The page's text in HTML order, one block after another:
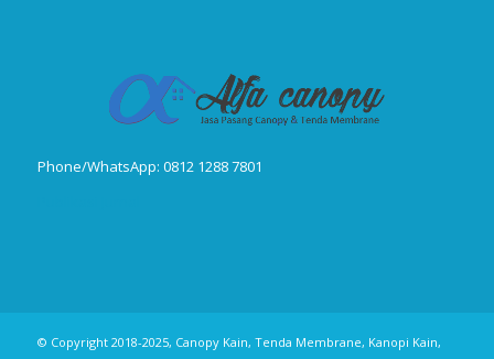
Phone/WhatsApp: 0812 1288 7801
© Copyright 2018-2025, Canopy Kain, Tenda Membrane, Kanopi Kain,